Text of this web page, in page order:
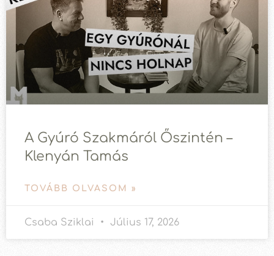
A Gyúró Szakmáról Őszintén –
Klenyán Tamás
TOVÁBB OLVASOM »
Csaba Sziklai Július 17, 2026